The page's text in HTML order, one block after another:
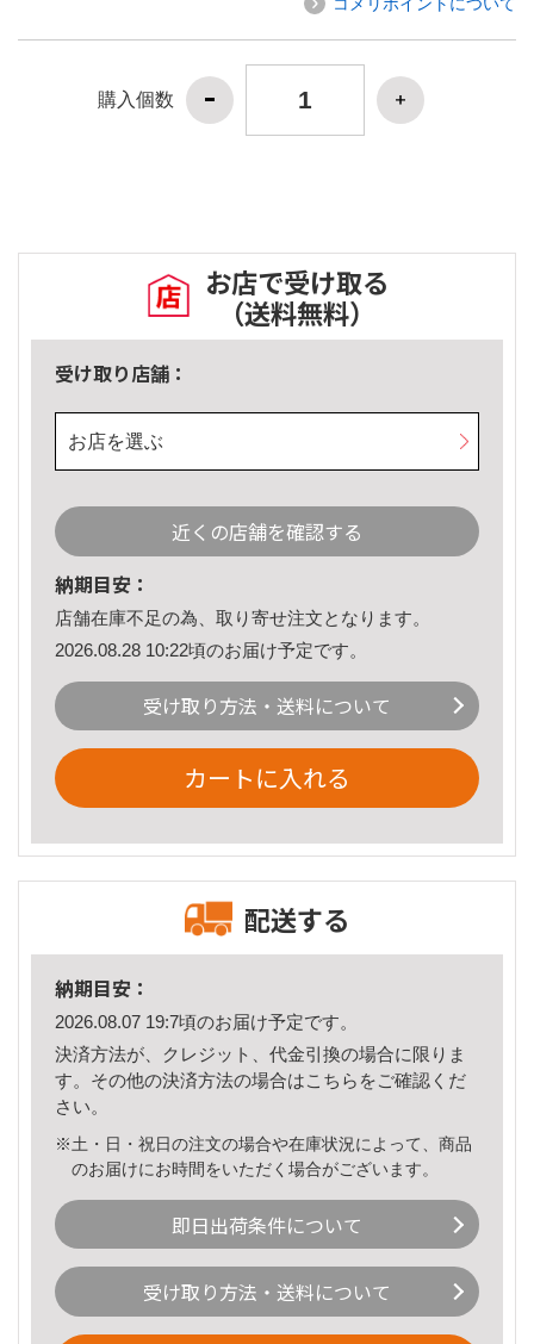
購入個数
お店で受け取る
（送料無料）
受け取り店舗：
お店を選ぶ
近くの店舗を確認する
納期目安：
店舗在庫不足の為、取り寄せ注文となります。
2026.08.28 10:22頃のお届け予定です。
受け取り方法・送料について
カートに入れる
配送する
納期目安：
2026.08.07 19:7頃のお届け予定です。
決済方法が、クレジット、代金引換の場合に限りま
す。その他の決済方法の場合はこちら をご確認くだ
さい。
※土・日・祝日の注文の場合や在庫状況によって、商品
のお届けにお時間をいただく場合がございます。
即日出荷条件について
受け取り方法・送料について